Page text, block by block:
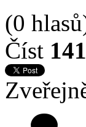
(0
Číst